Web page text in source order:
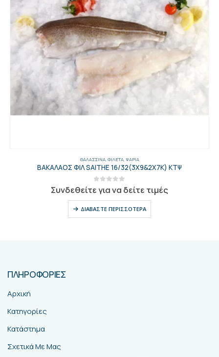
ΘΑΛΑΣΣΙΝΆ, ΦΙΛΈΤΑ, ΨΆΡΙΑ
ΒΑΚΑΛΑΟΣ ΦΙΛ SAITHE 16/32(3X9&2X7K) ΚΤΨ
out of 5
Συνδεθείτε για να δείτε τιμές
ΔΙΑΒΆΣΤΕ ΠΕΡΙΣΣΌΤΕΡΑ
ΠΛΗΡΟΦΟΡΙΕΣ
Αρχική
Κατηγορίες
Κατάστημα
Σχετικά Με Μας